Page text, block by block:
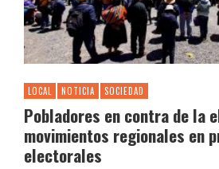
LOCAL NOTICIA SOCIEDAD
Pobladores en contra de la
movimientos regionales en
electorales